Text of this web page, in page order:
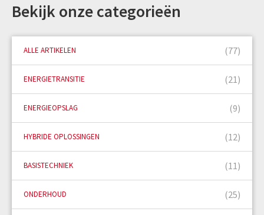
Bekijk onze categorieën
ALLE ARTIKELEN (77)
ENERGIETRANSITIE (21)
ENERGIEOPSLAG (9)
HYBRIDE OPLOSSINGEN (12)
BASISTECHNIEK (11)
ONDERHOUD (25)